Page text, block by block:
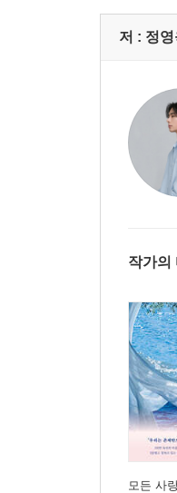
저 : 정
작가의
모든 사